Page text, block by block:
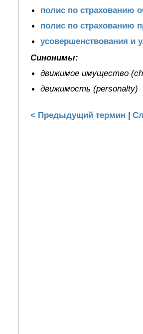
полис по страхованию
полис по страхованию
усовершенствования и
Синонимы:
движимое имущество
движимость (personalty)
< Предыдущий термин |